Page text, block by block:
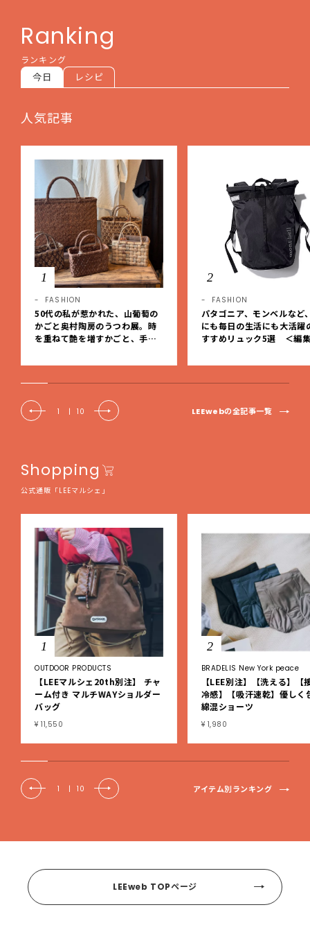
Ranking
ランキング
今日 レシピ
人気記事
1
FASHION
50代の私が惹かれた、山葡萄の
かごと奥村陶房のうつわ展。時
を重ねて艶を増すかごと、手仕
EE DAYS club tanpopo】
2
FASHION
パタゴニア、モンベルなど
にも毎日の生活にも大活躍
すすめリュック5選 ＜編
1 | 10 LEEwebの全記事一覧
Shopping
公式通販「LEEマルシェ」
1
OUTDOOR PRODUCTS
【LEEマルシェ20th別注】 チャ
ーム付き マルチWAYショルダー
バッグ
¥ 11,550
2
BRADELIS New York peace
【LEE別注】【洗える】【
冷感】【吸汗速乾】優しく
綿混ショーツ
¥ 1,980
1 | 10 アイテム別ランキング
LEEweb TOPページ